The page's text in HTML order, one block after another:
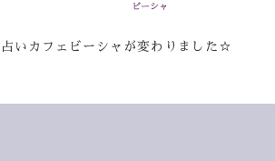
いカフェビーシャが変わりました☆